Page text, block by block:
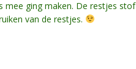
mee ging maken. De restjes stof
van de restjes.